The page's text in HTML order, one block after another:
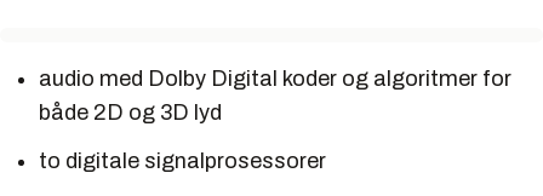
audio med Dolby Digital koder og algoritmer for
både 2D og 3D lyd
to digitale signalprosessorer